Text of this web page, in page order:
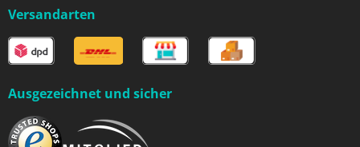
Versandarten
Ausgezeichnet und sicher